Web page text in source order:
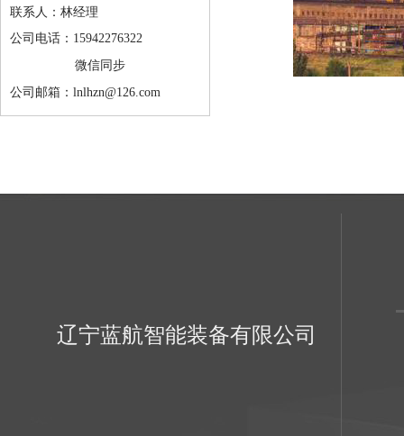
联系人：林经理
公司电话：15942276322
微信同步
公司邮箱：lnlhzn@126.com
辽宁蓝航智能装备有限公司